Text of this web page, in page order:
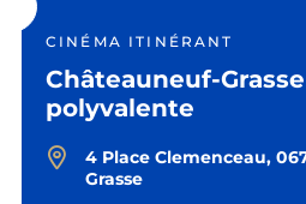
CINÉMA ITINÉRANT
Châteauneuf-
polyvalente
4 Place Clemenceau,
Grasse